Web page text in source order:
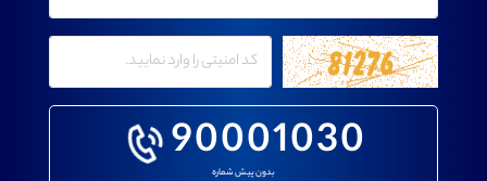
90001030
بدون پیش شماره